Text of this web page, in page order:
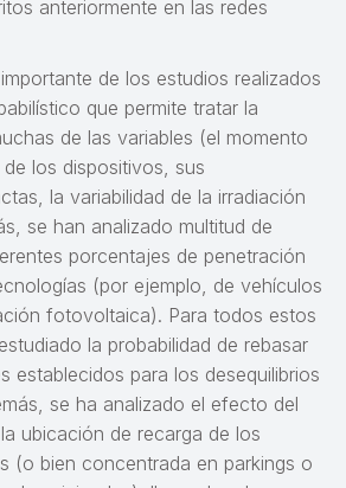
anteriormente en las redes
de los estudios realizados
que permite tratar la
de las variables (el momento
los dispositivos, sus
la variabilidad de la irradiación
se han analizado multitud de
porcentajes de penetración
(por ejemplo, de vehículos
fotovoltaica). Para todos estos
la probabilidad de rebasar
establecidos para los desequilibrios
se ha analizado el efecto del
ubicación de recarga de los
(o bien concentrada en parkings o